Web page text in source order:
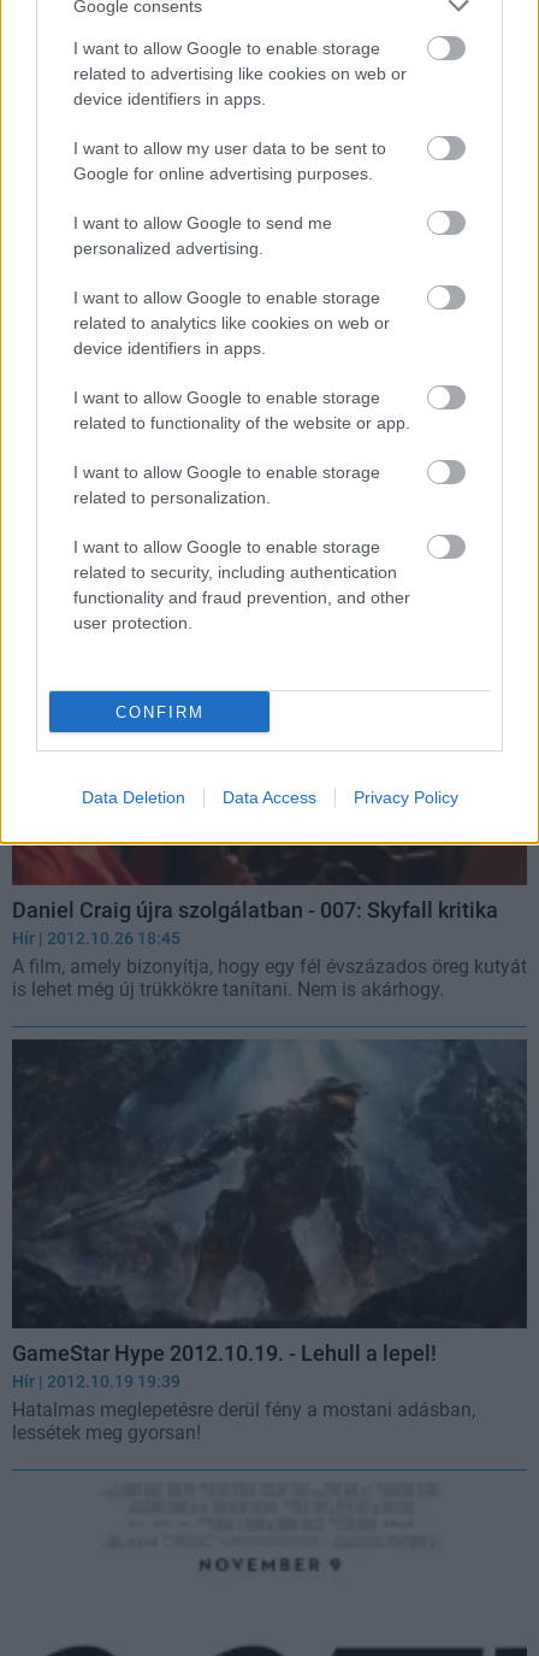
Google consents
I want to allow Google to enable storage
related to advertising like cookies on web or
device identifiers in apps.
I want to allow my user data to be sent to
Google for online advertising purposes.
I want to allow Google to send me
personalized advertising.
I want to allow Google to enable storage
related to analytics like cookies on web or
device identifiers in apps.
I want to allow Google to enable storage
related to functionality of the website or app.
I want to allow Google to enable storage
related to personalization.
I want to allow Google to enable storage
related to security, including authentication
functionality and fraud prevention, and other
user protection.
CONFIRM
Data Deletion Data Access Privacy Policy
Ez az ősz egyértelműen az akciófilmeké. Mi sem bizonyítja
ezt jobban, minthogy a Skyfall után, rövid időn belül, már a
második remekművet kapjuk ebből a műfajból.
| 2012.11.10 21:11
A mérsékelt sikert aratott 007 Legends utolsó fejezete
platformra is rövidesen megérkezik.
Daniel Craig újra szolgálatban - 007: Skyfall kritika
Hír | 2012.10.26 18:45
A film, amely bizonyítja, hogy egy fél évszázados öreg kutyát
is lehet még új trükkökre tanítani. Nem is akárhogy.
GameStar Hype 2012.10.19. - Lehull a lepel!
Hír | 2012.10.19 19:39
Hatalmas meglepetésre derül fény a mostani adásban,
lessétek meg gyorsan!